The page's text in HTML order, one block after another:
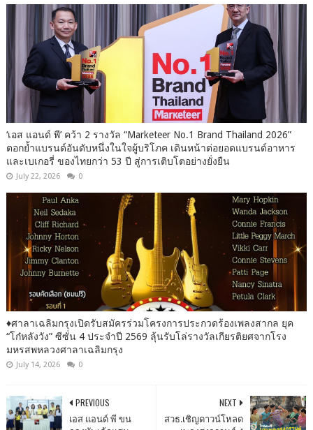
‘เอส แอนด์ พี’ คว้า 2 รางวัล “Marketeer No.1 Brand Thailand 2026”
ตอกย้ำแบรนด์อันดับหนึ่งในใจผู้บริโภค เดินหน้าต่อยอดแบรนด์อาหาร
และเบเกอรี่ ของไทยกว่า 53 ปี สู่การเติบโตอย่างยั่งยืน
July 22, 2026 0
♦️ศาลาเฉลิมกรุงเปิดรับสมัครร่วมโครงการประกวดร้องเพลงสากล ยุค
“โก๋หลังวัง” ซีซั่น 4 ประจำปี 2569 ลุ้นรับโล่รางวัลเกียรติยศจากโรง
มหรสพหลวงศาลาเฉลิมกรุง
July 14, 2026 0
NEXT
สวธ.เชิญดาวน์โหลด
PREVIOUS
เอส แอนด์ พี ขน